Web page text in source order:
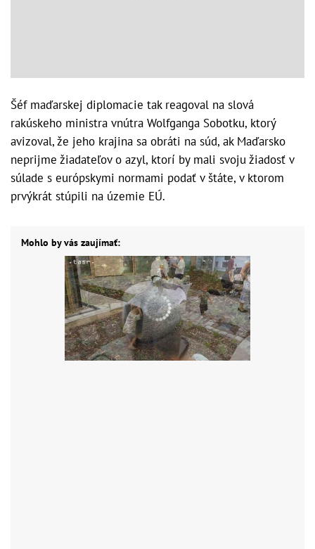
Šéf maďarskej diplomacie tak reagoval na slová
rakúskeho ministra vnútra Wolfganga Sobotku, ktorý
avizoval, že jeho krajina sa obráti na súd, ak Maďarsko
neprijme žiadateľov o azyl, ktorí by mali svoju žiadosť v
súlade s európskymi normami podať v štáte, v ktorom
prvýkrát stúpili na územie EÚ.
Mohlo by vás zaujímať: